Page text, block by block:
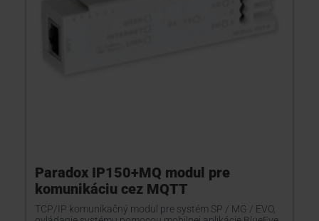
Paradox IP150+MQ modul pre
komunikáciu cez MQTT
TCP/IP komunikačný modul pre systém SP / MG / EVO,